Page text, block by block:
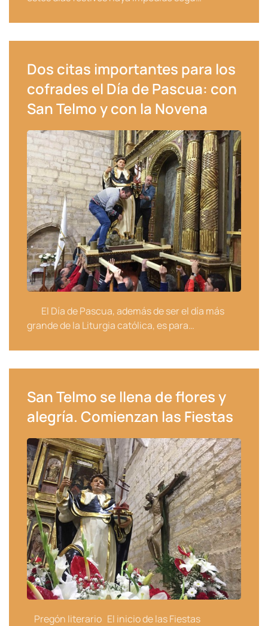
Dos citas importantes para los
cofrades el Día de Pascua: con
San Telmo y con la Novena
El Día de Pascua, además de ser el día más
grande de la Liturgia católica, es para…
San Telmo se llena de flores y
alegría. Comienzan las Fiestas
Pregón literario El inicio de las Fiestas